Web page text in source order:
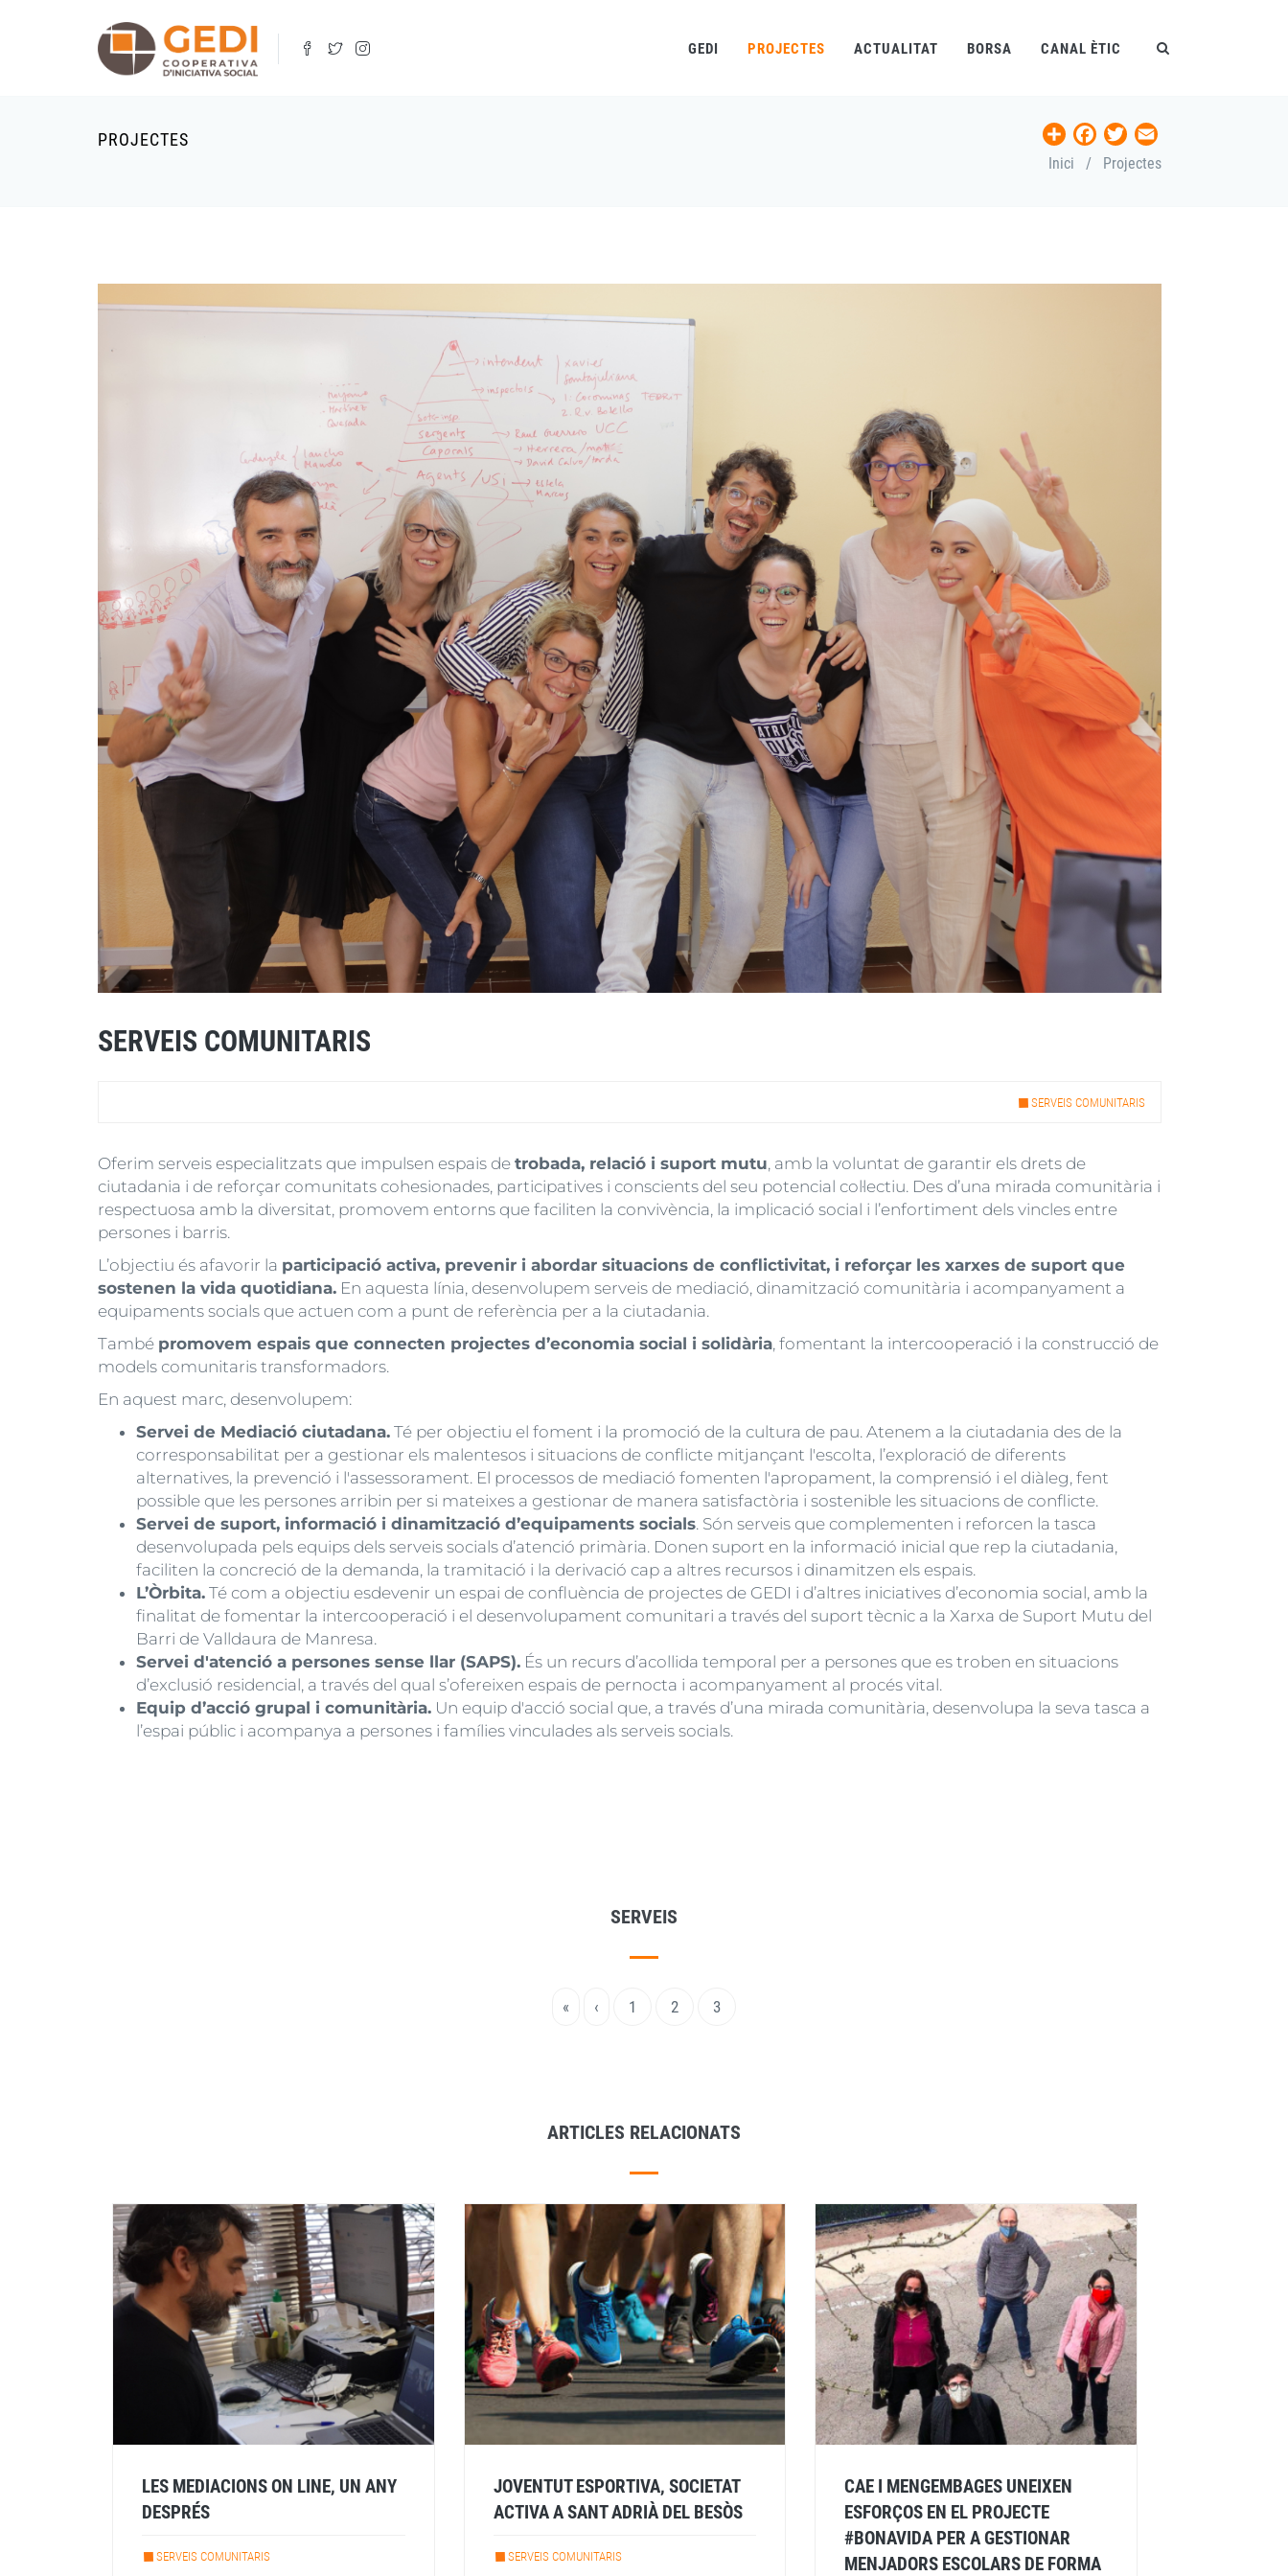
GEDI PROJECTES ACTUALITAT BORSA CANAL ÈTIC
PROJECTES ShareFacebook
Twitter
Inici / Projectes
SERVEIS COMUNITARIS
SERVEIS COMUNITARIS
Oferim serveis especialitzats que impulsen espais de trobada, relació i suport mutu, amb la voluntat de garantir els drets de
ciutadania i de reforçar comunitats cohesionades, participatives i conscients del seu potencial col·lectiu. Des d’una mirada comunitària i
respectuosa amb la diversitat, promovem entorns que faciliten la convivència, la implicació social i l’enfortiment dels vincles entre
persones i barris.
L’objectiu és afavorir la participació activa, prevenir i abordar situacions de conflictivitat, i reforçar les xarxes de suport que
sostenen la vida quotidiana. En aquesta línia, desenvolupem serveis de mediació, dinamització comunitària i acompanyament a
equipaments socials que actuen com a punt de referència per a la ciutadania.
També promovem espais que connecten projectes d’economia social i solidària, fomentant la intercooperació i la construcció de
models comunitaris transformadors.
En aquest marc, desenvolupem:
Servei de Mediació ciutadana. Té per objectiu el foment i la promoció de la cultura de pau. Atenem a la ciutadania des de la
corresponsabilitat per a gestionar els malentesos i situacions de conflicte mitjançant l'escolta, l’exploració de diferents
alternatives, la prevenció i l'assessorament. El processos de mediació fomenten l'apropament, la comprensió i el diàleg, fent
possible que les persones arribin per si mateixes a gestionar de manera satisfactòria i sostenible les situacions de conflicte.
Servei de suport, informació i dinamització d’equipaments socials. Són serveis que complementen i reforcen la tasca
desenvolupada pels equips dels serveis socials d’atenció primària. Donen suport en la informació inicial que rep la ciutadania,
faciliten la concreció de la demanda, la tramitació i la derivació cap a altres recursos i dinamitzen els espais.
L’Òrbita. Té com a objectiu esdevenir un espai de confluència de projectes de GEDI i d’altres iniciatives d’economia social, amb la
finalitat de fomentar la intercooperació i el desenvolupament comunitari a través del suport tècnic a la Xarxa de Suport Mutu del
Barri de Valldaura de Manresa.
Servei d'atenció a persones sense llar (SAPS). És un recurs d’acollida temporal per a persones que es troben en situacions
d’exclusió residencial, a través del qual s’ofereixen espais de pernocta i acompanyament al procés vital.
Equip d’acció grupal i comunitària. Un equip d'acció social que, a través d’una mirada comunitària, desenvolupa la seva tasca a
l’espai públic i acompanya a persones i famílies vinculades als serveis socials.
SERVEIS
Primera
«
Pàgina
‹ Page
1 Page
2
Pàgina
3
ARTICLES RELACIONATS
LES MEDIACIONS ON LINE, UN ANY
DESPRÉS
SERVEIS COMUNITARIS
JOVENTUT ESPORTIVA, SOCIETAT
ACTIVA A SANT ADRIÀ DEL BESÒS
SERVEIS COMUNITARIS
CAE I MENGEMBAGES UNEIXEN
ESFORÇOS EN EL PROJECTE
#BONAVIDA PER A GESTIONAR
MENJADORS ESCOLARS DE FORMA